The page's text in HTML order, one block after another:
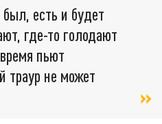
есть и будет
где-то голодают
пьют
траур не может